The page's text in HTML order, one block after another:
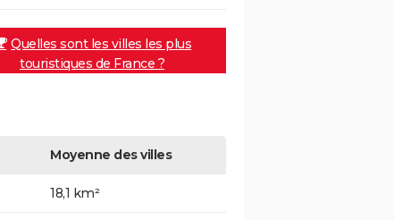
Quelles sont les villes les plus
touristiques de France ?
Moyenne des villes
18,1 km²